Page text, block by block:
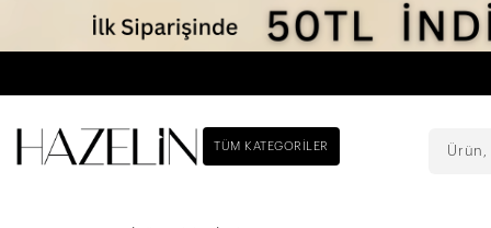
TÜM KATEGORILER